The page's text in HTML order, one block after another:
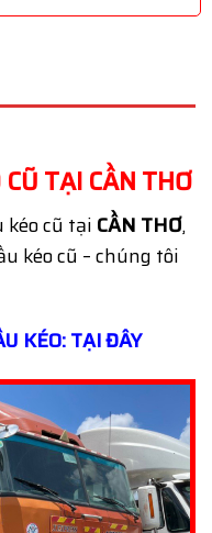
TẠI CẦN THƠ
cũ tại CẦN THƠ,
kéo cũ – chúng tôi
KÉO: TẠI ĐÂY